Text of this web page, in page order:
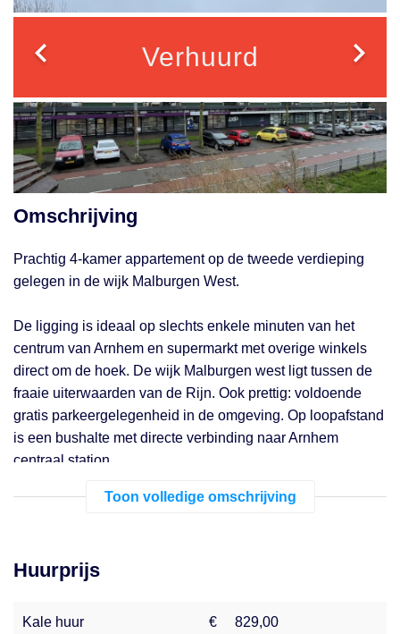
Verhuurd
Omschrijving
Prachtig 4-kamer appartement op de tweede verdieping
gelegen in de wijk Malburgen West.
De ligging is ideaal op slechts enkele minuten van het
centrum van Arnhem en supermarkt met overige winkels
direct om de hoek. De wijk Malburgen west ligt tussen de
fraaie uiterwaarden van de Rijn. Ook prettig: voldoende
gratis parkeergelegenheid in de omgeving. Op loopafstand
is een bushalte met directe verbinding naar Arnhem
centraal station.
Indeling: Begane grond: Afgesloten centrale entree,
de keuken welke is voorzien van een afzuigkap en
Toon volledige omschrijving
Huurprijs
Kale huur € 829,00